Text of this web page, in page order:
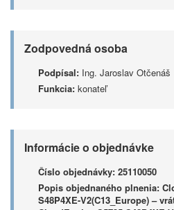
Zodpovedná osoba
Podpísal: Ing. Jaroslav Otčenáš
Funkcia: konateľ
Informácie o objednávke
Číslo objednávky: 25110050
Popis objednaného plnenia:
S48P4XE-V2(C13_Europe) –